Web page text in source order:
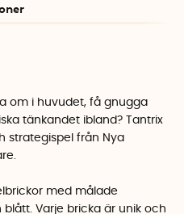
om i huvudet, få gnugga
tänkandet ibland? Tantrix
strategispel från Nya
med målade
Varje bricka är unik och